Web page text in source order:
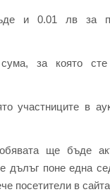
и 0.01 лв за
за която
участниците в
обявата ще бъде
дълъг поне една
посетители в